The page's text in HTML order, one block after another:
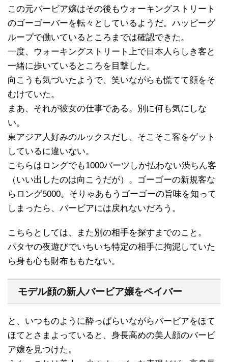
この元バービア嬢はその後もウォーキングストリート
のゴーゴーバーを転々としているようだ。ハッピーグ
ループで働いているところまでは確認できた。
一度、ウォーキングストリート上で日本人らしき客と
一緒に歩いているところを目撃した。
向こうも気づいたようで、笑いながらも慌てて顔をそ
むけていた。
まあ、それが彼女の仕事である。別に何も気にしな
い。
東アジア人好みのルックスだし、そこそこ客をゲット
しているに違いない。
こちらはロングでも1000バーツしか払わない渋ちん客
（いい出したのは向こうだが）。ゴーゴーの新規客な
らロング5000。そりゃあもうゴーゴーの旨味を知って
しまったら、バービアには戻れないだろう。
こちらとしては、また別の相手を探すまでのこと。
パタヤの夜遊びでいちいち特定の相手に拘泥していた
ら身も心も財布ももたない。
モデル顔の新人バービア嬢をペイバー
と、いつものように酔っぱらいながらバービアをほて
ほてとさまよっていると、身長高めの美人顔のバービ
ア嬢を見つけた。